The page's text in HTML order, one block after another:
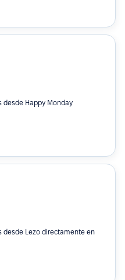
desde Happy Monday
desde Lezo directamente en